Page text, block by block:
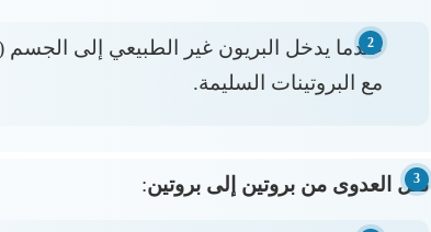
عندما يدخل البريون غير الطبيعي إلى
مع البروتينات السليمة.
نقل العدوى من بروتين إلى بروتين: